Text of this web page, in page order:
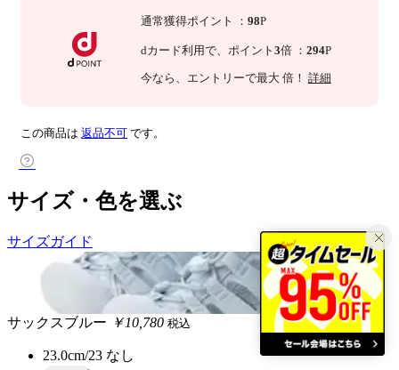
通常獲得ポイント ： 98P
dカード利用で、 ポイント 3倍 ： 294P
今なら 、エントリーで最大 倍！ 詳細
この商品は 返品不可 です。
サイズ・色を選ぶ
サイズガイド
サックスブルー ￥10,780 税込
23.0cm/23 なし